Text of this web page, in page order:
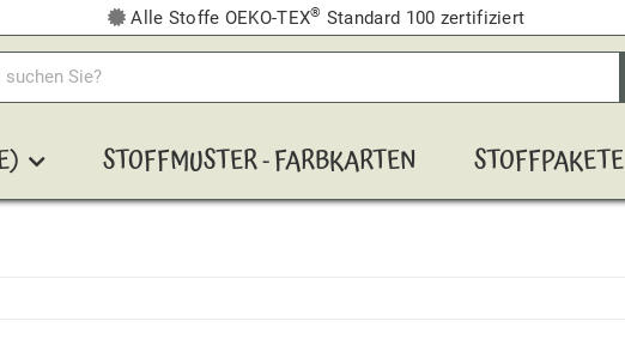
Alle Stoffe OEKO-TEX® Standard 100 zertifiziert
STOFFMUSTER - FARBKARTEN STOFFPAKETE